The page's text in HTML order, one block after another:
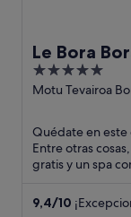
Le Bora
5
out
5
Motu Tevairoa
Quédate en este
Entre otras
gratis y un spa
9,4/10